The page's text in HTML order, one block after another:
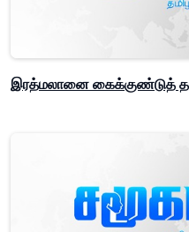
இரத்மலானை கைக்குண்டுத்